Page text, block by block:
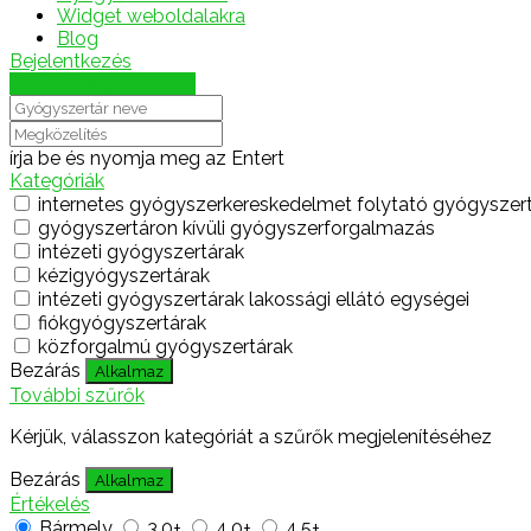
Widget weboldalakra
Blog
Bejelentkezés
írja be és nyomja meg az Entert
Kategóriák
internetes gyógyszerkereskedelmet folytató
gyógyszertáron kívüli gyógyszerforgalmazás
intézeti gyógyszertárak
kézigyógyszertárak
intézeti gyógyszertárak lakossági ellátó egységei
fiókgyógyszertárak
közforgalmú gyógyszertárak
Bezárás
Alkalmaz
További szűrők
Kérjük, válasszon kategóriát a szűrők megjelenítéséhez
Bezárás
Alkalmaz
Értékelés